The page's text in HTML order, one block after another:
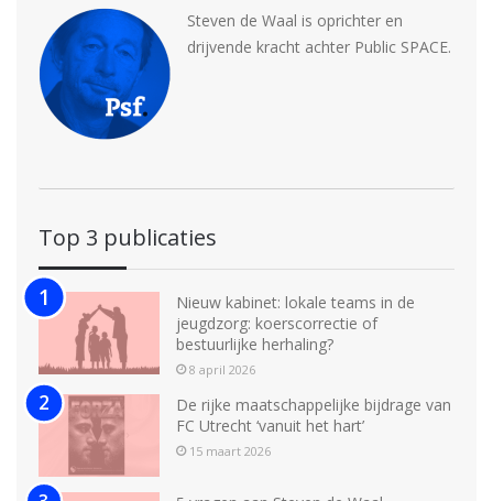
Steven de Waal is oprichter en
drijvende kracht achter Public SPACE.
Top 3 publicaties
Nieuw kabinet: lokale teams in de
jeugdzorg: koerscorrectie of
bestuurlijke herhaling?
8 april 2026
De rijke maatschappelijke bijdrage van
FC Utrecht ‘vanuit het hart’
15 maart 2026